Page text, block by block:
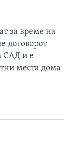
за време на
договорот
САД и е
места дома